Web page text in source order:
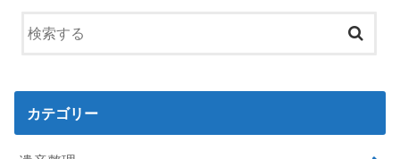
カテゴリー